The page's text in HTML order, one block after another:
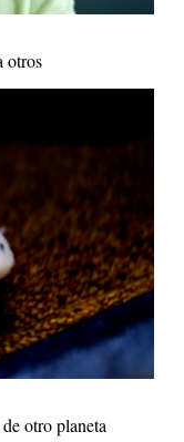
otros
otro planeta